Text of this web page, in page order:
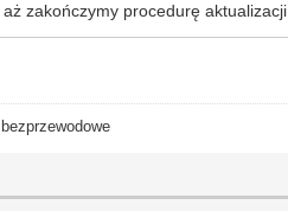
zakończymy procedurę aktualizacji.